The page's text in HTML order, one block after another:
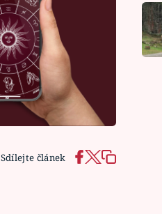
Sdílejte článek